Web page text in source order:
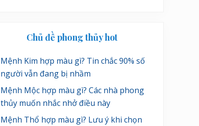
Chủ đề phong thủy hot
Mệnh Kim hợp màu gì? Tin chắc 90% số
người vẫn đang bị nhầm
Mệnh Mộc hợp màu gì? Các nhà phong
thủy muốn nhắc nhở điều này
Mệnh Thổ hợp màu gì? Lưu ý khi chọn